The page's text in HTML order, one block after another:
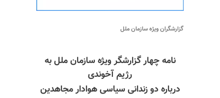
گزارشگران ویژه سازمان ملل
نامه چهار گزارشگر ویژه سازمان ملل به
رژیم آخوندی
درباره دو زندانی سیاسی هوادار مجاهدین